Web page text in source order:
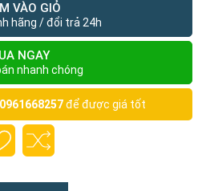
VÀO GIỎ
hãng / đổi trả 24h
NGAY
nhanh chóng
0961668257để được giá tốt